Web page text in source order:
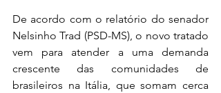
De acordo com o relatório do senador
Nelsinho Trad (PSD-MS), o novo tratado
vem para atender a uma demanda
crescente das comunidades de
brasileiros na Itália, que somam cerca